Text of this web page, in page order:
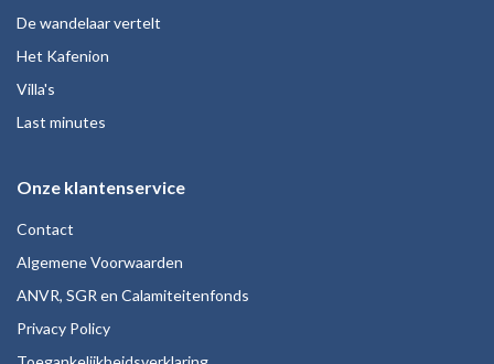
De wandelaar vertelt
Het Kafenion
Villa's
Last minutes
Onze klantenservice
Contact
Algemene Voorwaarden
ANVR, SGR en Calamiteitenfonds
Privacy Policy